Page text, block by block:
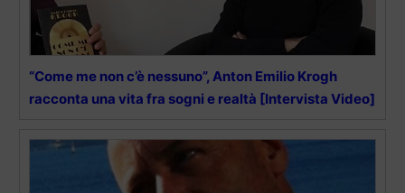
“Come me non c’è nessuno”, Anton Emilio Krogh
racconta una vita fra sogni e realtà [Intervista Video]